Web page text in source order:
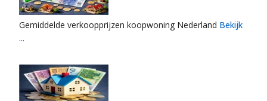
Gemiddelde verkoopprijzen koopwoning Nederland Bekijk
...